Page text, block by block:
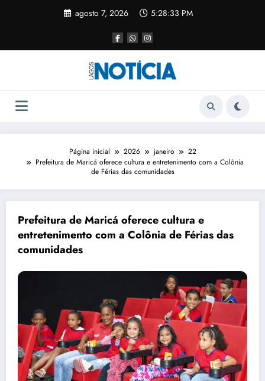
agosto 7, 2026 5:28:33 PM
Página inicial 2026 janeiro
22
Prefeitura de Maricá oferece cultura e entretenimento com a Colônia
de Férias das comunidades
Prefeitura de Maricá oferece cultura e
entretenimento com a Colônia de Férias das
comunidades